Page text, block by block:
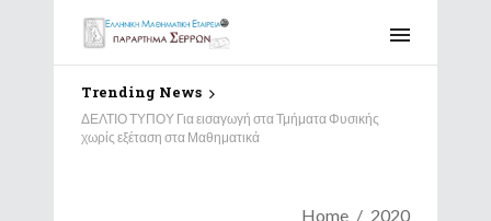
Trending News
ΔΕΛΤΙΟ ΤΥΠΟΥ Για εισαγωγή στα Τμήματα Φυσικής
χωρίς εξέταση στα Μαθηματικά
Home 2020